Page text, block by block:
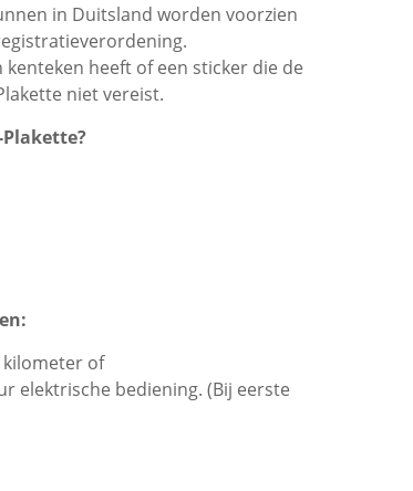
in Duitsland worden voorzien
heeft of een sticker die de
niet vereist.
kilometer of
elektrische bediening. (Bij eerste